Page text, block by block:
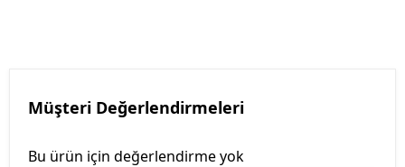
Müşteri Değerlendirmeleri
Bu ürün için değerlendirme yok